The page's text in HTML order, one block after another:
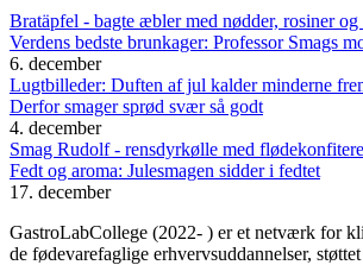
Bratäpfel - bagte æbler med nødder, rosiner og
Verdens bedste brunkager: Professor Smags
6. december
Lugtbilleder: Duften af jul kalder minderne
Derfor smager sprød svær så godt
4. december
Smag Rudolf - rensdyrkølle med
Fedt og aroma: Julesmagen sidder i fedtet
17. december
GastroLabCollege (2022- ) er et netværk for
de fødevarefaglige erhvervsuddannelser,